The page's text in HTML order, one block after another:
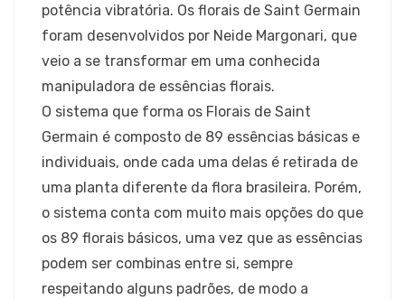
potência vibratória. Os florais de Saint Germain
foram desenvolvidos por Neide Margonari, que
veio a se transformar em uma conhecida
manipuladora de essências florais.
O sistema que forma os Florais de Saint
Germain é composto de 89 essências básicas e
individuais, onde cada uma delas é retirada de
uma planta diferente da flora brasileira. Porém,
o sistema conta com muito mais opções do que
os 89 florais básicos, uma vez que as essências
podem ser combinas entre si, sempre
respeitando alguns padrões, de modo a